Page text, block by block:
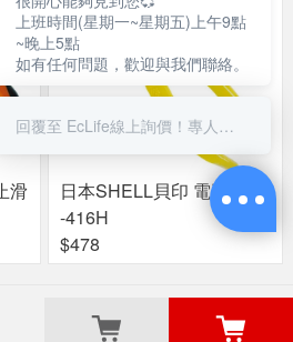
滑
日本SHELL貝印 電工鉗ST
-416H
$478
上班時間(星期一~星期五)上午9點
~晚上5點
如有任何問題，歡迎與我們聯絡。
回覆至 EcLife線上詢價！專人服務